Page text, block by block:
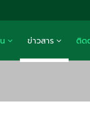
ข่าวสาร ติด